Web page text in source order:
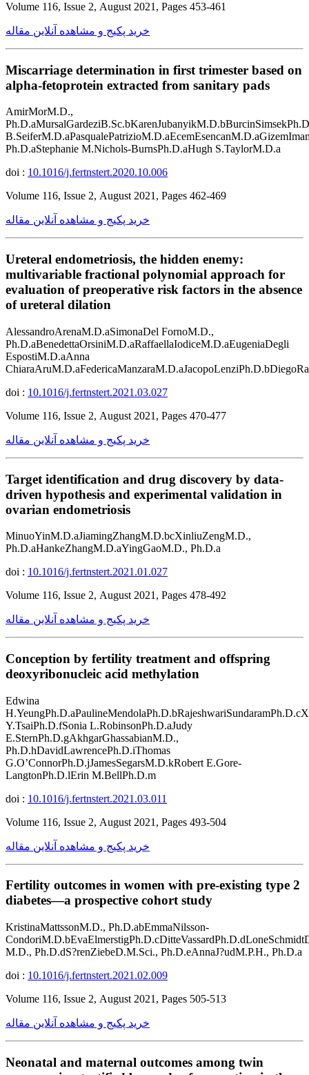
Volume 116, Issue 2, August 2021, Pages 453-461
خرید پکیج و مشاهده آنلاین مقاله
Miscarriage determination in first trimester based on
alpha-fetoprotein extracted from sanitary pads
AmirMorM.D.,
Ph.D.aStephanie M.Nichols-BurnsPh.D.aHugh S.TaylorM.D.a
doi : 10.1016/j.fertnstert.2020.10.006
Volume 116, Issue 2, August 2021, Pages 462-469
خرید پکیج و مشاهده آنلاین مقاله
Ureteral endometriosis, the hidden enemy:
multivariable fractional polynomial approach for
evaluation of preoperative risk factors in the absence
of ureteral dilation
AlessandroArenaM.D.aSimonaDel FornoM.D.,
Ph.D.aBenedettaOrsiniM.D.aRaffaellaIodiceM.D.aEugeniaDegli
EspostiM.D.aAnna
doi : 10.1016/j.fertnstert.2021.03.027
Volume 116, Issue 2, August 2021, Pages 470-477
خرید پکیج و مشاهده آنلاین مقاله
Target identification and drug discovery by data-
driven hypothesis and experimental validation in
ovarian endometriosis
MinuoYinM.D.aJiamingZhangM.D.bcXinliuZengM.D.,
Ph.D.aHankeZhangM.D.aYingGaoM.D., Ph.D.a
doi : 10.1016/j.fertnstert.2021.01.027
Volume 116, Issue 2, August 2021, Pages 478-492
خرید پکیج و مشاهده آنلاین مقاله
Conception by fertility treatment and offspring
deoxyribonucleic acid methylation
Edwina
Y.TsaiPh.D.fSonia L.RobinsonPh.D.aJudy
E.SternPh.D.gAkhgarGhassabianM.D.,
Ph.D.hDavidLawrencePh.D.iThomas
G.O’ConnorPh.D.jJamesSegarsM.D.kRobert E.Gore-
LangtonPh.D.lErin M.BellPh.D.m
doi : 10.1016/j.fertnstert.2021.03.011
Volume 116, Issue 2, August 2021, Pages 493-504
خرید پکیج و مشاهده آنلاین مقاله
Fertility outcomes in women with pre-existing type 2
diabetes—a prospective cohort study
KristinaMattssonM.D., Ph.D.abEmmaNilsson-
M.D., Ph.D.dS?renZiebeD.M.Sci., Ph.D.eAnnaJ?udM.P.H., Ph.D.a
doi : 10.1016/j.fertnstert.2021.02.009
Volume 116, Issue 2, August 2021, Pages 505-513
خرید پکیج و مشاهده آنلاین مقاله
Neonatal and maternal outcomes among twin